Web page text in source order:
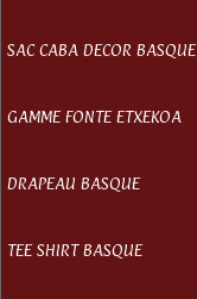
SAC CABA DECOR BASQUE
GAMME FONTE ETXEKOA
DRAPEAU BASQUE
TEE SHIRT BASQUE